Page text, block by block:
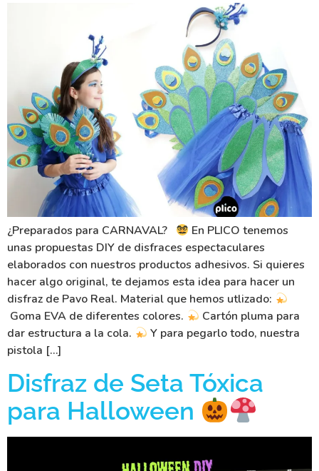
¿Preparados para CARNAVAL?
En PLICO tenemos
unas propuestas DIY de disfraces espectaculares
elaborados con nuestros productos adhesivos. Si quieres
hacer algo original, te dejamos esta idea para hacer un
disfraz de Pavo Real. Material que hemos utlizado:
Goma EVA de diferentes colores.
Cartón pluma para
dar estructura a la cola.
Y para pegarlo todo, nuestra
pistola […]
Disfraz de Seta Tóxica
para Halloween